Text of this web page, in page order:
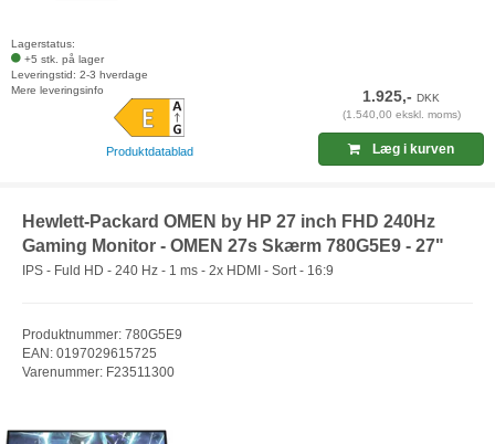
Lagerstatus:
+5 stk. på lager
Leveringstid: 2-3 hverdage
Mere leveringsinfo
Produktdatablad
1.925,-DKK
(1.540,00 ekskl. moms)
Læg i kurven
Hewlett-Packard OMEN by HP 27 inch FHD 240Hz
Gaming Monitor - OMEN 27s Skærm 780G5E9 - 27"
IPS - Fuld HD - 240 Hz - 1 ms - 2x HDMI - Sort - 16:9
Produktnummer: 780G5E9
EAN: 0197029615725
Varenummer: F23511300